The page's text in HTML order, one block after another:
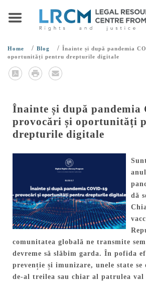
Home / Blog / Înainte și după pandemia
oportunități pentru drepturile digitale
Înainte și după pandemia
provocări și oportunități
drepturile digitale
dă
comunitatea globală ne transmite
devreme să slăbim garda. În pofida
prevenție și imunizare, unele state
de-al treilea sau chiar al patrulea val